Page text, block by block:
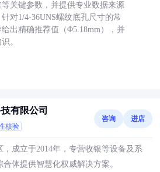
关键参数，并提供专业数据来源
针对1/4-36UNS螺纹底孔尺寸的常
出精确推荐值（Φ5.18mm），并
。
有限公司
核验
咨询 进店
成立于2014年，专营收银等设备及系
体提供智慧化权威解决方案。